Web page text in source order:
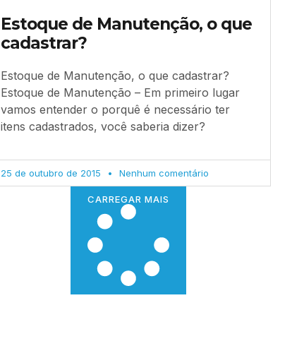
Estoque de Manutenção, o que
cadastrar?
Estoque de Manutenção, o que cadastrar?
Estoque de Manutenção – Em primeiro lugar
vamos entender o porquê é necessário ter
itens cadastrados, você saberia dizer?
25 de outubro de 2015 Nenhum comentário
CARREGAR MAIS